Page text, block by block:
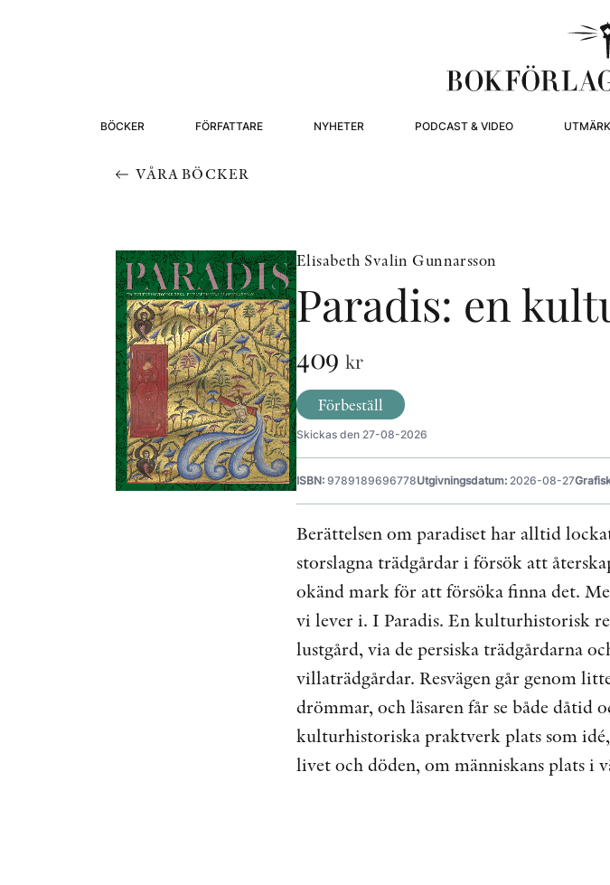
BÖCKER FÖRFATTARE NYHETER PODCAST & VIDEO
VÅRA BÖCKER
Elisabeth Svalin Gunnarsson
Paradis: en
409 kr
Förbeställ
Skickas den 27-08-2026
ISBN: 9789189696778Utgivningsdatum: 2026-08-27
Berättelsen om paradiset har alltid
storslagna trädgårdar i försök att
okänd mark för att försöka finna det.
vi lever i. I Paradis. En kulturhistorisk
lustgård, via de persiska trädgårdarna
villaträdgårdar. Resvägen går genom
drömmar, och läsaren får se både dåtid
kulturhistoriska praktverk plats som
livet och döden, om människans plats i